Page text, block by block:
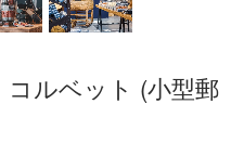
ルベット (小型郵